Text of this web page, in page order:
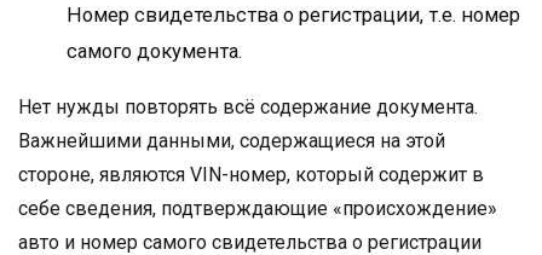
Номер свидетельства о регистрации, т.е. номер
самого документа.
Нет нужды повторять всё содержание документа.
Важнейшими данными, содержащиеся на этой
стороне, являются VIN-номер, который содержит в
себе сведения, подтверждающие «происхождение»
авто и номер самого свидетельства о регистрации